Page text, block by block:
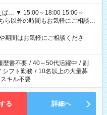
間はお気軽にご相談くださ
歴書不要 / 40～50代活躍中 / 副
シフト勤務 / 10名以上の大量募
キル不要
る 詳細へ